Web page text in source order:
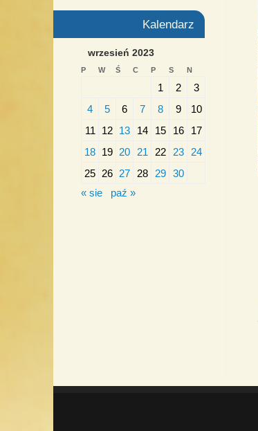
Kalendarz
wrzesień 2023
P W Ś C P S N
1 2
3
4
5 6 7 8 9
10
11
12 13 14 15 16
17
18 19 20 21 22 23
24
25 26 27 28 29
30
« sie
paź »